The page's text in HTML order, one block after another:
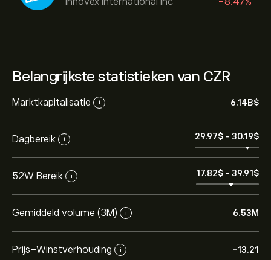
Belangrijkste statistieken van CZR
Marktkapitalisatie i 6.14B‎$‎
Dagbereik i 29.97‎$‎ - 30.19‎$‎
52W Bereik i 17.82‎$‎ - 39.91‎$‎
Gemiddeld volume (3M) i 6.53M
Prijs-Winstverhouding i -13.21